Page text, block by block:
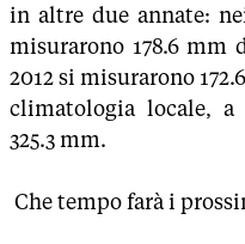
in altre due annate:
misurarono 178.6 mm
2012 si misurarono
climatologia locale, a
325.3 mm.
Che tempo farà i